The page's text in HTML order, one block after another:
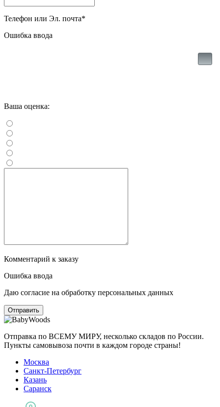
Телефон или Эл. почта*
Ошибка ввода
Ваша оценка:
Комментарий к заказу
Ошибка ввода
Даю согласие на обработку персональных данных
Отправка по ВСЕМУ МИРУ, несколько складов по России.
Пункты самовывоза почти в каждом городе страны!
Москва
Санкт-Петербург
Казань
Саранск